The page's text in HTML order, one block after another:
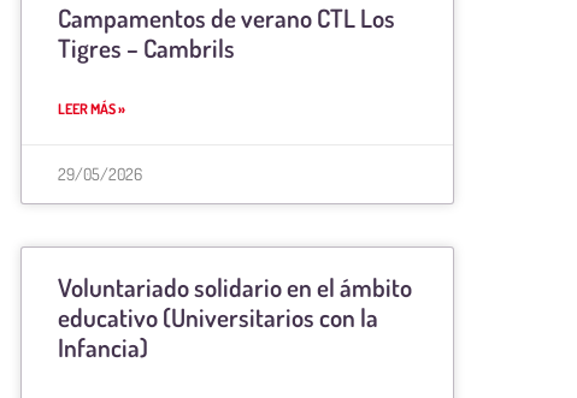
Campamentos de verano CTL Los
Tigres – Cambrils
LEER MÁS »
29/05/2026
Voluntariado solidario en el ámbito
educativo (Universitarios con la
Infancia)